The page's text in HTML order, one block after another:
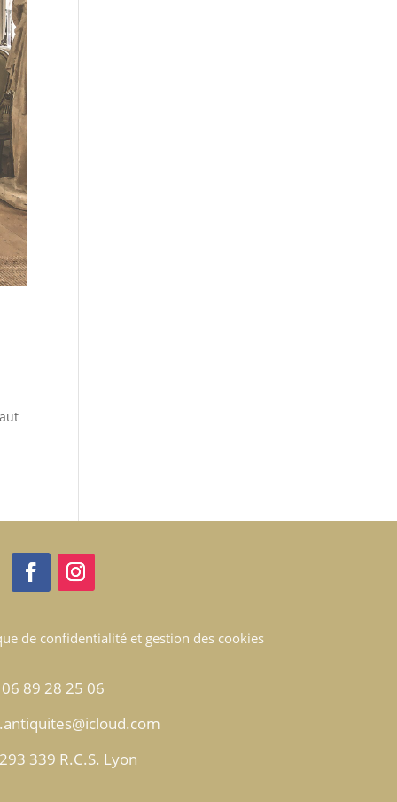
de confidentialité et gestion des cookies
06 89 28 25 06
339 R.C.S. Lyon